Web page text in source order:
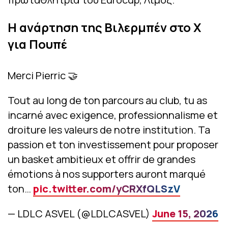
Η ανάρτηση της Βιλερμπέν στο X
για Πουπέ
Merci Pierric 🤝
Tout au long de ton parcours au club, tu as
incarné avec exigence, professionnalisme et
droiture les valeurs de notre institution. Ta
passion et ton investissement pour proposer
un basket ambitieux et offrir de grandes
émotions à nos supporters auront marqué
ton… pic.twitter.com/yCRXfQLSzV
— LDLC ASVEL (@LDLCASVEL) June 15, 2026